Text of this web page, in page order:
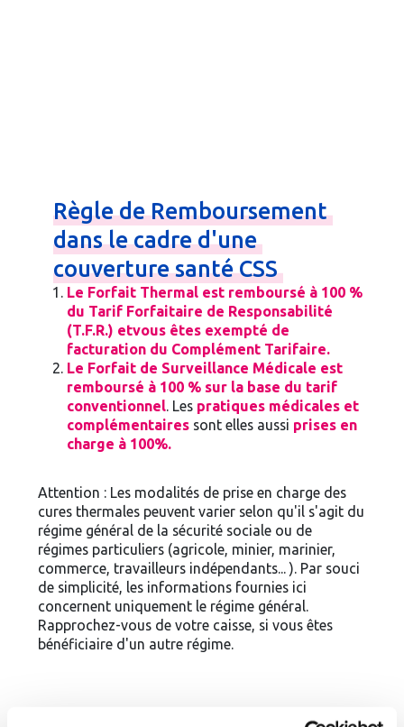
RègledeRemboursement
danslecadred'une
couverturesantéCSS
Le Forfait Thermal est remboursé à 100 %
du Tarif Forfaitaire de Responsabilité
(T.F.R.) etvous êtes exempté de
facturation du Complément Tarifaire.
Le Forfait de Surveillance Médicale est
remboursé à 100 % sur la base du tarif
conventionnel . Les pratiques médicales et
complémentaires sont elles aussi prises en
charge à 100%.
Attention : Les modalités de prise en charge des
cures thermales peuvent varier selon qu'il s'agit du
régime général de la sécurité sociale ou de
régimes particuliers (agricole, minier, marinier,
commerce, travailleurs indépendants... ). Par souci
de simplicité, les informations fournies ici
concernent uniquement le régime général.
Rapprochez-vous de votre caisse, si vous êtes
bénéficiaire d'un autre régime.